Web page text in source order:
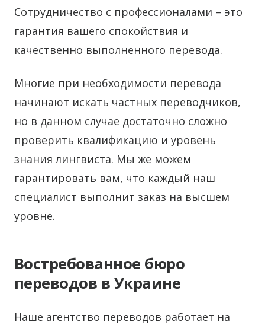
Сотрудничество с профессионалами – это
гарантия вашего спокойствия и
качественно выполненного перевода.
Многие при необходимости перевода
начинают искать частных переводчиков,
но в данном случае достаточно сложно
проверить квалификацию и уровень
знания лингвиста. Мы же можем
гарантировать вам, что каждый наш
специалист выполнит заказ на высшем
уровне.
Востребованное бюро
переводов в Украине
Наше агентство переводов работает на